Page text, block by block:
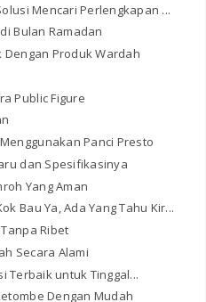
Mencari Perlengkapan ...
Bulan Ramadan
Dengan Produk Wardah
Public Figure
Panci Presto
dan Spesifikasinya
Yang Aman
Bau Ya, Ada Yang Tahu Kir...
Ribet
Secara Alami
Terbaik untuk Tinggal...
Dengan Mudah